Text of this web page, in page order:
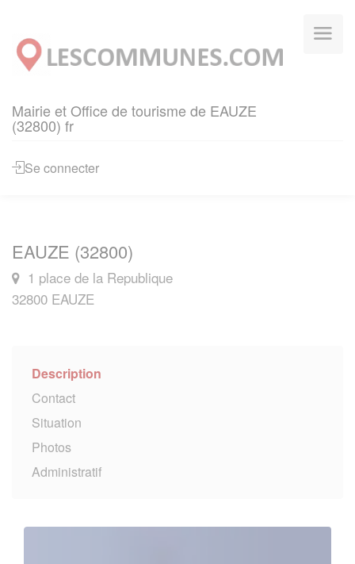
Mairie et Office de tourisme de EAUZE
(32800) fr
Se connecter
EAUZE (32800)
1 place de la Republique
32800 EAUZE
Description
Contact
Situation
Photos
Administratif